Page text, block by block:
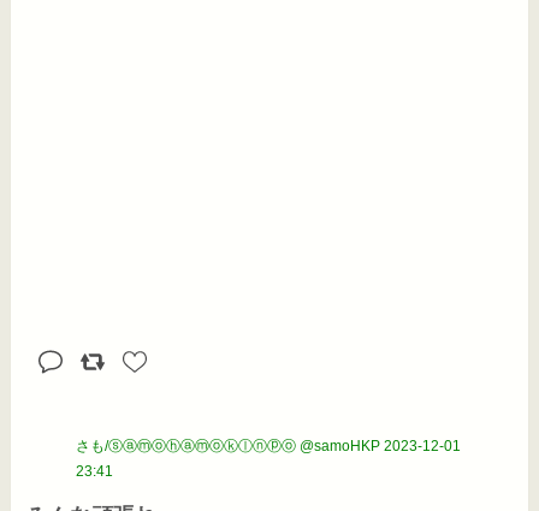
さも/ⓢⓐⓜⓞⓗⓐⓜⓞⓚⓛⓝⓟⓞ @samoHKP 2023-12-01
23:41